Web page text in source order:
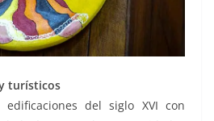
turísticos
edificaciones del siglo XVI con